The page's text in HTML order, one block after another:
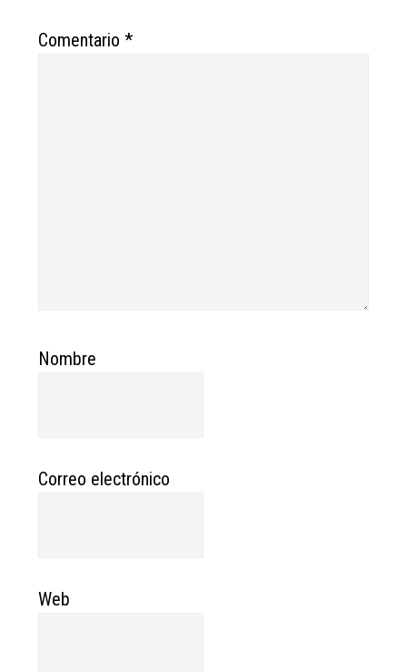
Comentario*
Nombre
Correo electrónico
Web